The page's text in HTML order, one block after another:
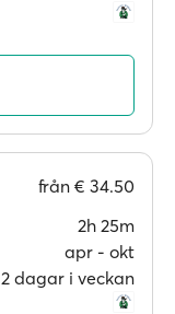
från € 34.50
2h 25m
apr ‐ okt
2 dagar i veckan